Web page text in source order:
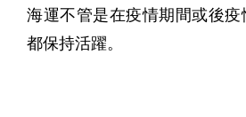
海運不管是在疫情期間或後
都保持活躍。